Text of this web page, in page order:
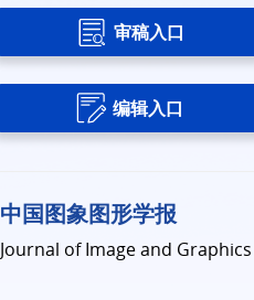
审稿入口
编辑入口
中国图象图形学报
Journal of Image and Graphics